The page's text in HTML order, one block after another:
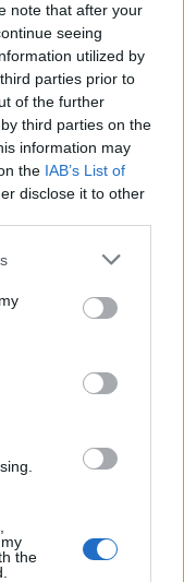
note that after your
seeing
utilized by
parties prior to
of the further
third parties on the
information may
the IAB’s List of
disclose it to other
the
Για πρώτη φορά το
Θέατρο Επιδαύρου
τις πύλες του σε όλους
τη
του Ολυμπιακού
ΚΑΤΗΓΟΡΊΑ